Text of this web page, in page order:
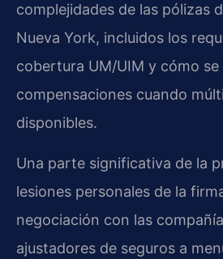
complejidades de las pólizas
Nueva York, incluidos los
cobertura UM/UIM y cómo se
compensaciones cuando
disponibles.
Una parte significativa de la
lesiones personales de la
negociación con las
ajustadores de seguros a